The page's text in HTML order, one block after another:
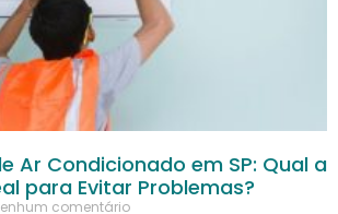
Ar Condicionado em SP: Qual a
para Evitar Problemas?
comentário